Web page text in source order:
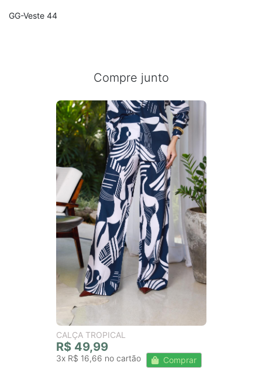
GG-Veste 44
Compre junto
CALÇA TROPICAL
R$ 49,99
3x R$ 16,66 Comprar